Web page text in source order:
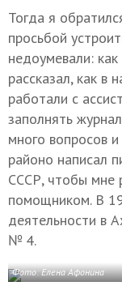
Тогда я
просьбой
недоумевали:
рассказал, как в
работали с
заполнять
много вопросов
районо написал
СССР, чтобы мне
помощником. В
деятельности в
№ 4.
Фото: Елена Афонина